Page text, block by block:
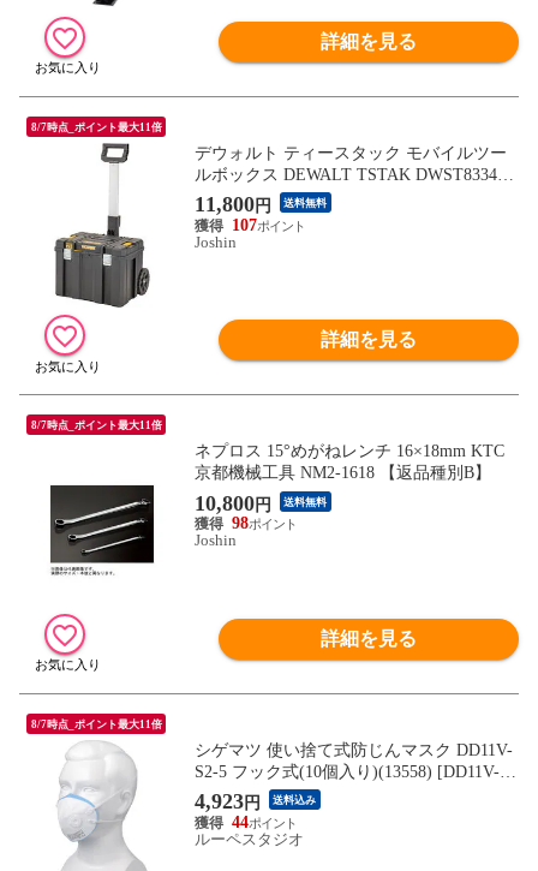
詳細を見る
8/7時点_ポイント最大11倍
デウォルト ティースタック モバイルツー
ルボックス DEWALT TSTAK DWST83347-
1 【返品種別B】
11,800円 送料無料
107
Joshin
詳細を見る
8/7時点_ポイント最大11倍
ネプロス 15°めがねレンチ 16×18mm KTC
京都機械工具 NM2-1618 【返品種別B】
10,800円 送料無料
98
Joshin
詳細を見る
8/7時点_ポイント最大11倍
シゲマツ 使い捨て式防じんマスク DD11V-
S2-5 フック式(10個入り)(13558) [DD11V-S2
-5(13558)] DD11VS2513558 販売単位：1 送
料無料
4,923円 送料込み
44
ルーペスタジオ